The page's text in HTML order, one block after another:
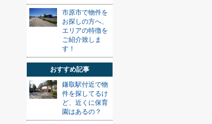
市原市で物件を
お探しの方へ、
エリアの特徴を
ご紹介致しま
す！
おすすめ記事
鎌取駅付近で物
件を探してるけ
ど、近くに保育
園はあるの？